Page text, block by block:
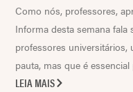
Como nós, professores,
Informa desta semana
professores universitários,
pauta, mas que é
LEIA MAIS